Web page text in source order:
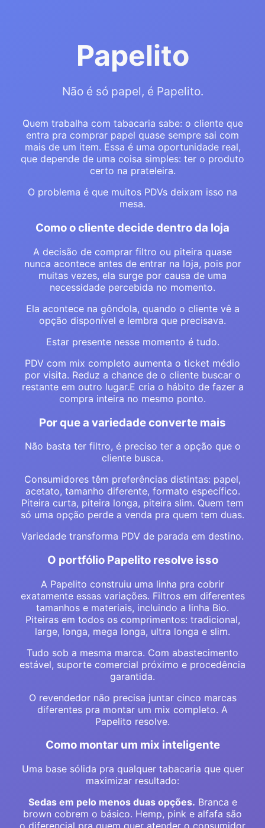
Papelito
Não é só papel, é Papelito.
Quem trabalha com tabacaria sabe: o cliente que
entra pra comprar papel quase sempre sai com
mais de um item. Essa é uma oportunidade real,
que depende de uma coisa simples: ter o produto
certo na prateleira.
O problema é que muitos PDVs deixam isso na
mesa.
Como o cliente decide dentro da loja
A decisão de comprar filtro ou piteira quase
nunca acontece antes de entrar na loja, pois por
muitas vezes, ela surge por causa de uma
necessidade percebida no momento.
Ela acontece na gôndola, quando o cliente vê a
opção disponível e lembra que precisava.
Estar presente nesse momento é tudo.
PDV com mix completo aumenta o ticket médio
por visita. Reduz a chance de o cliente buscar o
restante em outro lugar.E cria o hábito de fazer a
compra inteira no mesmo ponto.
Por que a variedade converte mais
Não basta ter filtro, é preciso ter a opção que o
cliente busca.
Consumidores têm preferências distintas: papel,
acetato, tamanho diferente, formato específico.
Piteira curta, piteira longa, piteira slim. Quem tem
só uma opção perde a venda pra quem tem duas.
Variedade transforma PDV de parada em destino.
O portfólio Papelito resolve isso
A Papelito construiu uma linha pra cobrir
exatamente essas variações. Filtros em diferentes
tamanhos e materiais, incluindo a linha Bio.
Piteiras em todos os comprimentos: tradicional,
large, longa, mega longa, ultra longa e slim.
Tudo sob a mesma marca. Com abastecimento
estável, suporte comercial próximo e procedência
garantida.
O revendedor não precisa juntar cinco marcas
diferentes pra montar um mix completo. A
Papelito resolve.
Como montar um mix inteligente
Uma base sólida pra qualquer tabacaria que quer
maximizar resultado:
Sedas em pelo menos duas opções. Branca e
brown cobrem o básico. Hemp, pink e alfafa são